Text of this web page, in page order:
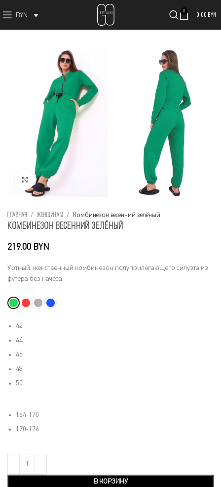
BYN
0
0.00 BYN
Увеличить изображение
Главная Женщинам Комбинезон весенний зелёный
Комбинезон весенний зелёный
BYN
Уютный, женственный комбинезон полуприлегающего силуэта из
футера без начёса.
42
44
46
48
50
164-170
170-176
В КОРЗИНУ